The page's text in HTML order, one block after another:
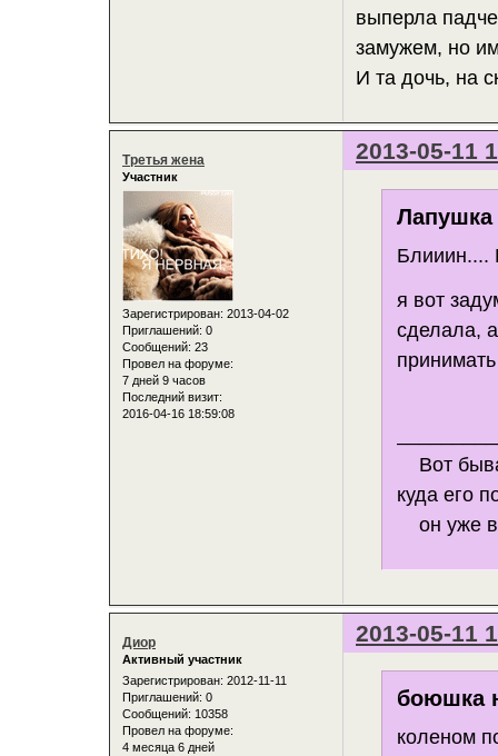
выперла
замужем, но
И та дочь, на
2013-05-11
Третья жена
Участник
Зарегистрирован: 2013-04-02
Приглашений: 0
Сообщений: 23
Провел на форуме:
7 дней 9 часов
Последний визит:
2016-04-16 18:59:08
Лапушка
Блииин....
я вот
сделала,
Вот
куда его
он уже
2013-05-11
Диор
Активный участник
Зарегистрирован: 2012-11-11
Приглашений: 0
Сообщений: 10358
Провел на форуме:
4 месяца 6 дней
боюшка
коленом